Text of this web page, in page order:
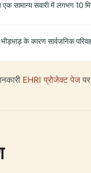
सामान्य सवारी में लगभग 10
के कारण सार्वजनिक
EHRI प्रोजेक्ट पेज